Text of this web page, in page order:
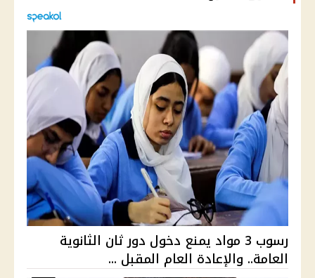
رسوب 3 مواد يمنع دخول دور ثان الثانوية
العامة.. والإعادة العام المقبل ...